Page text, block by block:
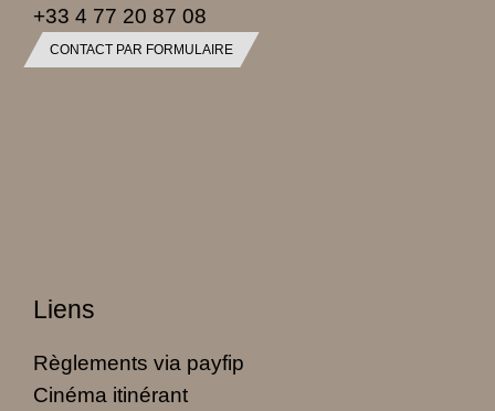
+33 4 77 20 87 08
CONTACT PAR FORMULAIRE
Liens
Règlements via payfip
Cinéma itinérant